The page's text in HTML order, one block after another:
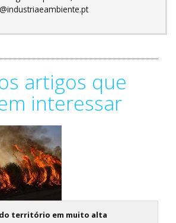
artigos que
interessar
do território em muito alta